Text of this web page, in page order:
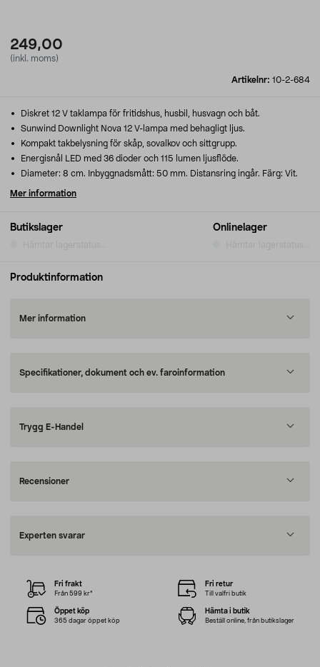
249,00
(inkl. moms)
Artikelnr: 10-2-684
Butikslager Onlinelager
Diskret 12 V taklampa för fritidshus, husbil, husvagn och båt.
Sunwind Downlight Nova 12 V-lampa med behagligt ljus.
Kompakt takbelysning för skåp, sovalkov och sittgrupp.
Energisnål LED med 36 dioder och 115 lumen ljusflöde.
Diameter: 8 cm. Inbyggnadsmått: 50 mm. Distansring ingår. Färg: Vit.
Mer information
Produktinformation
Mer information
Specifikationer, dokument och ev. faroinformation
Trygg E-Handel
Recensioner
Experten svarar
Fri frakt
Från 599 kr*
Fri retur
Till valfri butik
Öppet köp
365 dagar öppet köp
Hämta i butik
Beställ online, från butikslager